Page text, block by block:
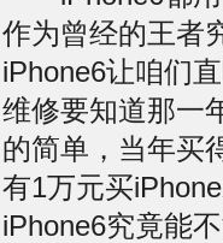
作为曾经的王者
iPhone6让咱们
维修要知道那一
的简单，当年买
有1万元买
iPhone6究竟能